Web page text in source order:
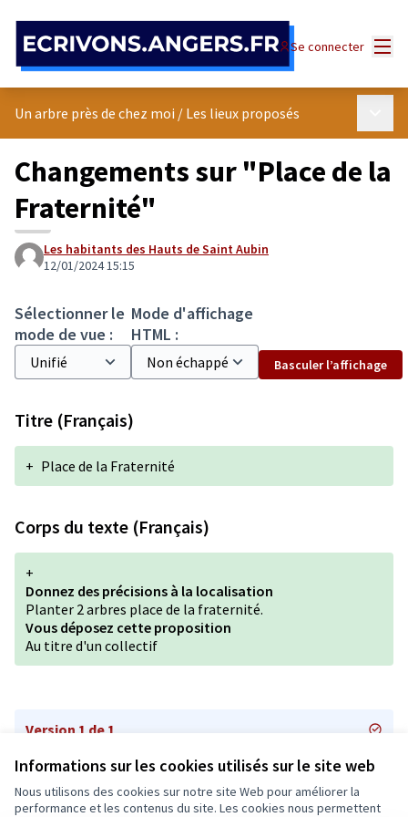
Informations sur les cookies utilisés sur le site web
Nous utilisons des cookies sur notre site Web pour améliorer la
performance et les contenus du site. Les cookies nous permettent
Se connecter
Un arbre près de chez moi / Les lieux proposés
Changements sur "Place de la
Fraternité"
Les habitants des Hauts de Saint Aubin
12/01/2024 15:15
Sélectionner le
mode de vue :
Mode d'affichage
HTML :
Basculer l’affichage
Titre (Français)
+ Place de la Fraternité
Corps du texte (Français)
+
Donnez des précisions à la localisation
Planter 2 arbres place de la fraternité.
Vous déposez cette proposition
Au titre d'un collectif
Version 1 de 1
Conditions d'utilisation
Paramètres des cookies